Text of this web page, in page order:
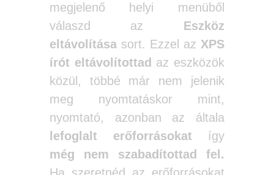
megjelenő helyi menüből
válaszd az Eszköz
eltávolításasort. Ezzel azXPS
írót eltávolítottad az eszközök
közül, többé már nem jelenik
meg nyomtatáskor mint,
nyomtató, azonban az általa
lefoglalt erőforrásokat így
még nem szabadítottad fel.